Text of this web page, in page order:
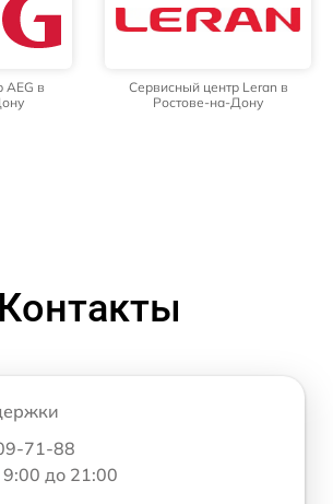
AEG в
Сервисный центр Leran в
Ростове-на-Дону
Контакты
71-88
до 21:00